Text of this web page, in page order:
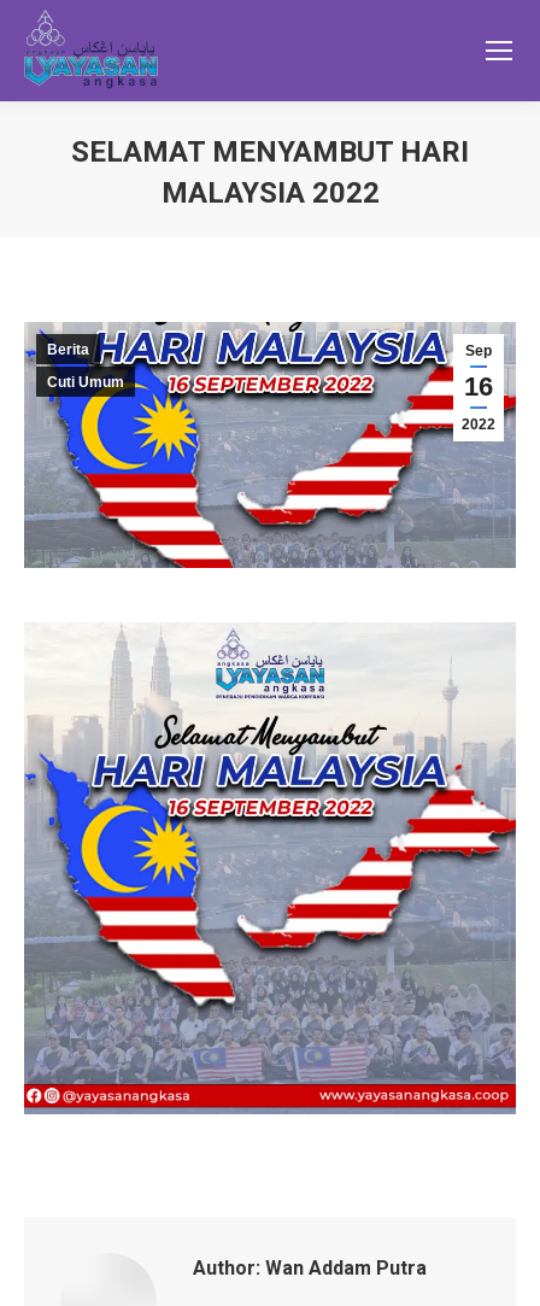
SELAMAT MENYAMBUT HARI
MALAYSIA 2022
Sep
16
2022
Berita
Cuti Umum
Author: Wan Addam Putra